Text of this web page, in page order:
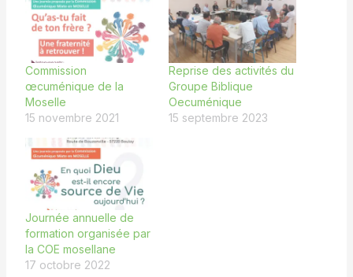
Commission
œcuménique de la
Moselle
15 novembre 2021
Reprise des activités du
Groupe Biblique
Oecuménique
15 septembre 2023
Journée annuelle de
formation organisée par
la COE mosellane
17 octobre 2022